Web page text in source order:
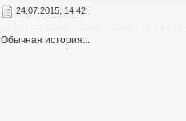
24.07.2015, 14:42
Обычная история...